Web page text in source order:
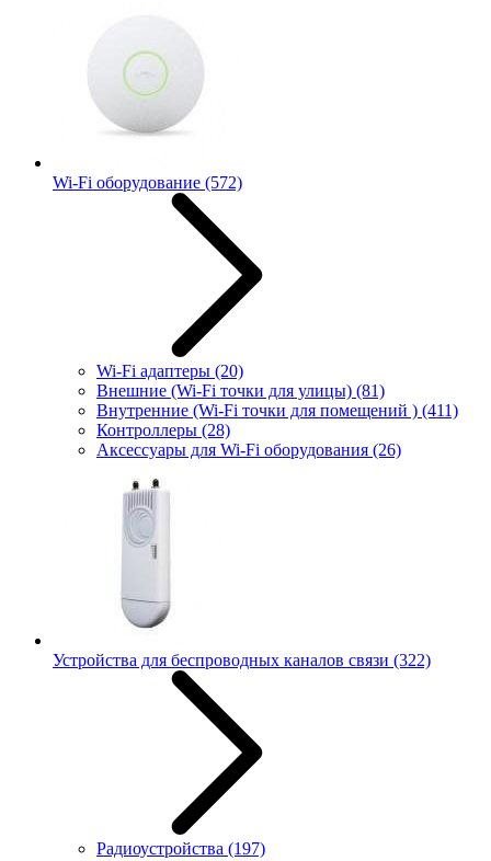
Wi-Fi оборудование (572)
Wi-Fi адаптеры (20)
Внешние (Wi-Fi точки для улицы) (81)
Внутренние (Wi-Fi точки для помещений ) (411)
Контроллеры (28)
Аксессуары для Wi-Fi оборудования (26)
Устройства для беспроводных каналов связи (322)
Радиоустройства (197)